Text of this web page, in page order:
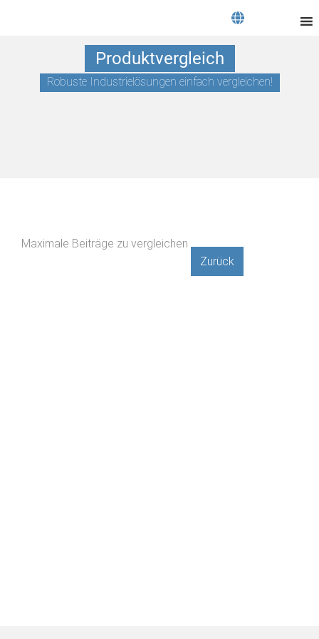
Produktvergleich
Robuste Industrielösungen einfach vergleichen!
Maximale Beiträge zu vergleichen
Zurück